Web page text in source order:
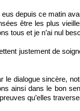
eus depuis ce matin
être les plus
tous et je n’ai nul
justement de
le dialogue sincère,
ainsi dans le bon
qu’elles